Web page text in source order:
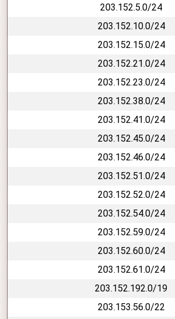
203.152.5.0/24
203.152.10.0/24
203.152.15.0/24
203.152.21.0/24
203.152.23.0/24
203.152.38.0/24
203.152.41.0/24
203.152.45.0/24
203.152.46.0/24
203.152.51.0/24
203.152.52.0/24
203.152.54.0/24
203.152.59.0/24
203.152.60.0/24
203.152.61.0/24
203.152.192.0/19
203.153.56.0/22